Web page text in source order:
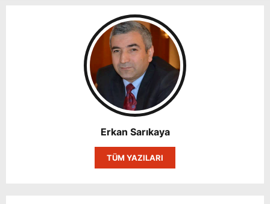
Erkan Sarıkaya
TÜM YAZILARI